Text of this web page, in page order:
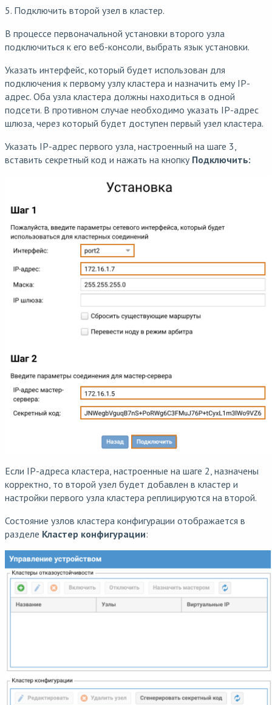
5. Подключить второй узел в кластер.
В процессе первоначальной установки второго узла
подключиться к его веб-консоли, выбрать язык установки.
Указать интерфейс, который будет использован для
подключения к первому узлу кластера и назначить ему IP-
адрес. Оба узла кластера должны находиться в одной
подсети. В противном случае необходимо указать IP-адрес
шлюза, через который будет доступен первый узел кластера.
Указать IP-адрес первого узла, настроенный на шаге 3,
вставить секретный код и нажать на кнопку Подключить:
Если IP-адреса кластера, настроенные на шаге 2, назначены
корректно, то второй узел будет добавлен в кластер и
настройки первого узла кластера реплицируются на второй.
Состояние узлов кластера конфигурации отображается в
разделе Кластер конфигурации: